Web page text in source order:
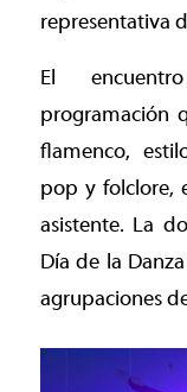
representativa
El
programación
flamenco,
pop y folclore,
asistente. La
Día de la
agrupaciones